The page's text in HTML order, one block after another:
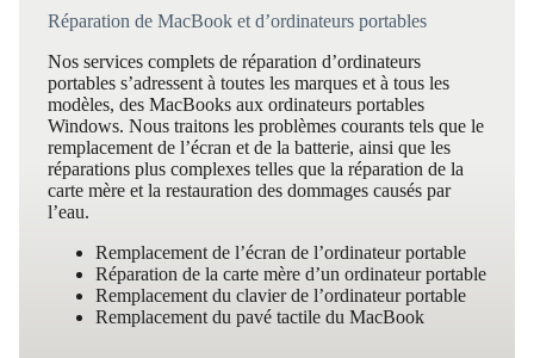
Réparation de MacBook et d’ordinateurs portables
Nos services complets de réparation d’ordinateurs
portables s’adressent à toutes les marques et à tous les
modèles, des MacBooks aux ordinateurs portables
Windows. Nous traitons les problèmes courants tels que le
remplacement de l’écran et de la batterie, ainsi que les
réparations plus complexes telles que la réparation de la
carte mère et la restauration des dommages causés par
l’eau.
Remplacement de l’écran de l’ordinateur portable
Réparation de la carte mère d’un ordinateur portable
Remplacement du clavier de l’ordinateur portable
Remplacement du pavé tactile du MacBook